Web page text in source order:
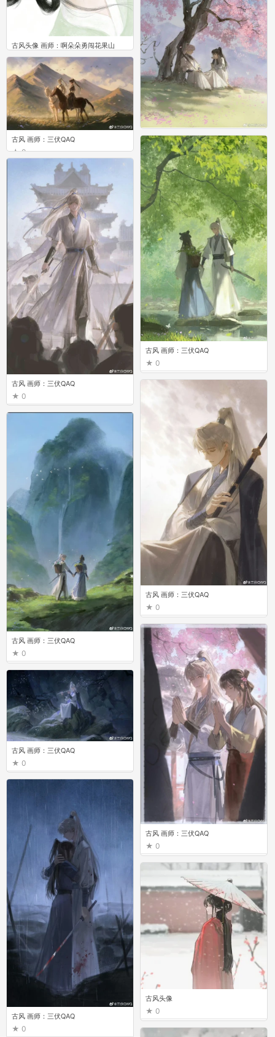
古风头像 画师：啊朵朵勇闯花果山
0
古风 画师：三伏QAQ
0
古风 画师：三伏QAQ
0
古风 画师：三伏QAQ
0
古风 画师：三伏QAQ
0
古风头像
0
古风 画师：三伏QAQ
0
古风 画师：三伏QAQ
0
古风 画师：三伏QAQ
0
古风 画师：三伏QAQ
0
古风 画师：三伏QAQ
0